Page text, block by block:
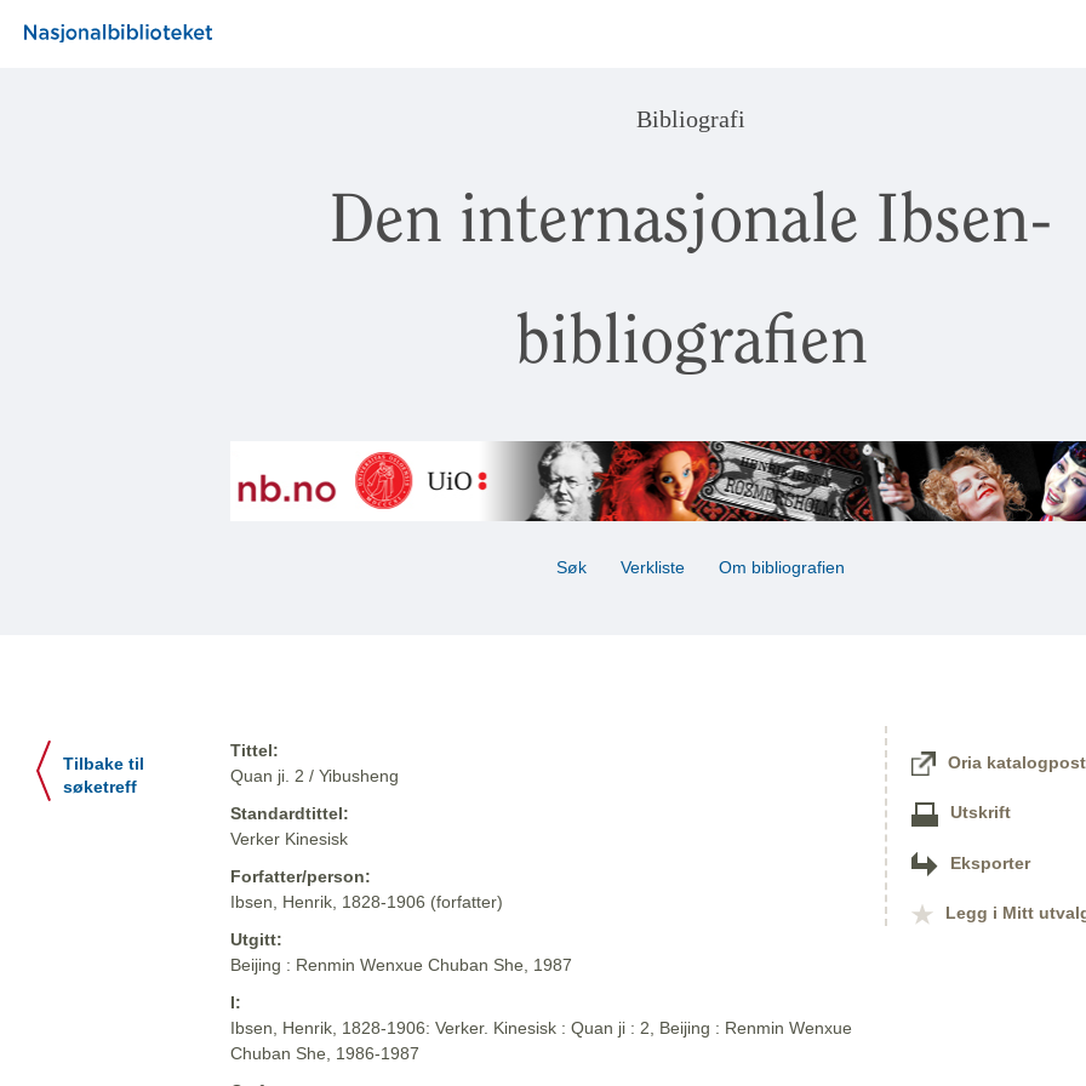
Bibliografi
Den internasjonale Ibsen-
bibliografien
Søk Verkliste Om bibliografien
Tilbake til
søketreff
Tittel:
Quan ji. 2 / Yibusheng
Standardtittel:
Verker Kinesisk
Forfatter/person:
Ibsen, Henrik, 1828-1906 (forfatter)
Utgitt:
Beijing : Renmin Wenxue Chuban She, 1987
I:
Ibsen, Henrik, 1828-1906: Verker. Kinesisk : Quan ji : 2, Beijing : Renmin Wenxue
Chuban She, 1986-1987
Oria katalogpost
Utskrift
Eksporter
Legg i Mitt